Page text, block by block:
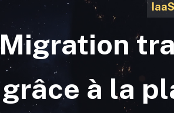
Migration
grâce à la